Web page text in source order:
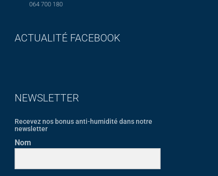
064 700 180
ACTUALITÉ FACEBOOK
NEWSLETTER
Recevez nos bonus anti-humidité dans notre
newsletter
Nom